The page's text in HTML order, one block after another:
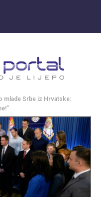
mlade Srbe iz Hrvatske: